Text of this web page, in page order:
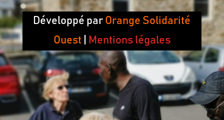
Développé par Orange Solidarité
Ouest
Mentions légales